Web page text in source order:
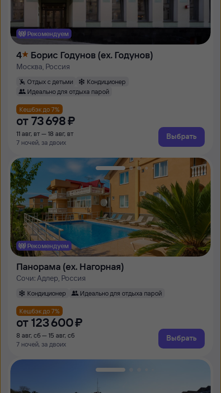
Рекомендуем
4 Борис Годунов (ex. Годунов)
Москва, Россия
Отдых с детьми
Кондиционер
Идеально для отдыха парой
Кешбэк до 7%
от 73 ⁠698 ⁠₽
11 авг, вт — 18 авг, вт
7 ночей, за двоих
Выбрать
Рекомендуем
Панорама (ex. Нагорная)
Сочи: Адлер, Россия
Кондиционер Идеально для отдыха парой
Кешбэк до 7%
от 123 ⁠600 ⁠₽
8 авг, сб — 15 авг, сб
7 ночей, за двоих
Выбрать